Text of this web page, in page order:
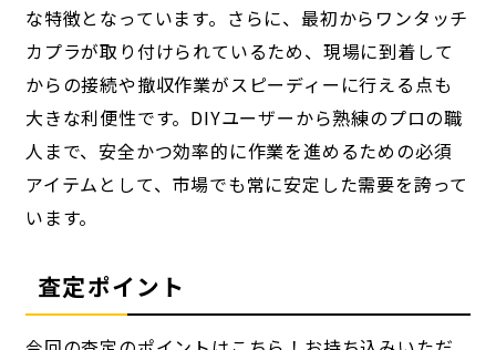
な特徴となっています。さらに、最初からワンタッチ
カプラが取り付けられているため、現場に到着して
からの接続や撤収作業がスピーディーに行える点も
大きな利便性です。DIYユーザーから熟練のプロの職
人まで、安全かつ効率的に作業を進めるための必須
アイテムとして、市場でも常に安定した需要を誇って
います。
査定ポイント